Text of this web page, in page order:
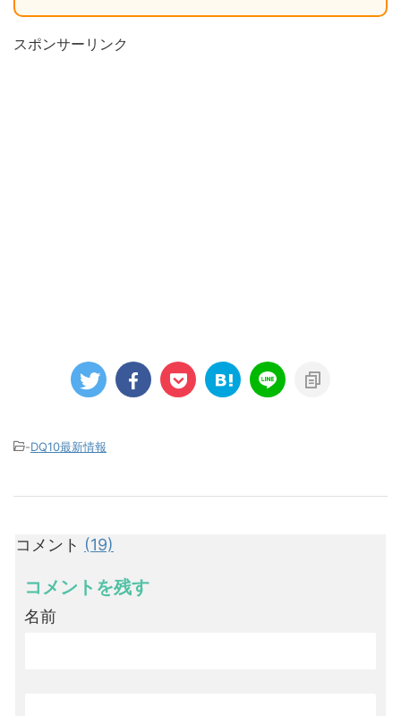
スポンサーリンク
-DQ10最新情報
コメント (19)
コメントを残す
名前